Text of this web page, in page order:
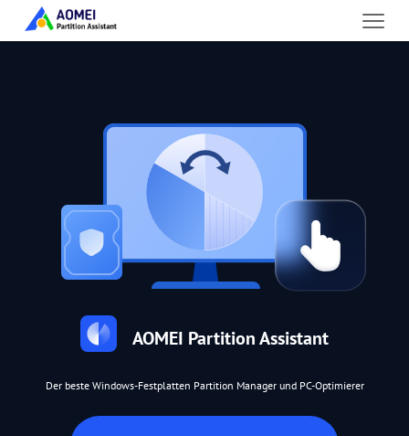
AOMEI Partition Assistant
Der beste Windows-Festplatten Partition Manager und PC-Optimierer